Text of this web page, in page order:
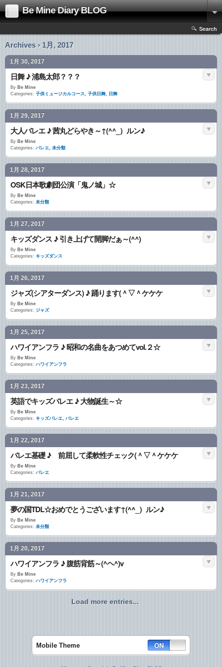
Be Mine Diary BLOG
Search
Archives › 1月, 2017
1月 30, 2017
日舞 ♪ 浦島太郎？？？
By Be Mine
Categories: 子供ミュージカルコース, 子供日舞, 日舞
1月 29, 2017
大人バレエ ♪ 茜丸どらやき～↑(^^_）ルン♪
By Be Mine
Categories: バレエ, 未分類
1月 28, 2017
OSK日本歌劇団公演「鬼ノ城」☆
By Be Mine
Categories: 未分類
1月 27, 2017
キッズダンス ♪ 引き上げて開脚だぁ～(^^)
By Be Mine
Categories: キッズダンス
1月 26, 2017
ジャズ(シアターダンス) ♪ 踊ります(＾▽＾ケケケ
By Be Mine
Categories: ジャズ
1月 25, 2017
ハワイアンフラ ♪ 昭和の名曲をあつめてvol.２☆
By Be Mine
Categories: ハワイアンフラ
1月 23, 2017
英語でキッズバレエ ♪ 大物誕生～☆
By Be Mine
Categories: キッズバレエ, バレエ
1月 22, 2017
バレエ基礎 ♪ 前屈して柔軟性チェック(＾▽＾ケケケ
By Be Mine
Categories: バレエ
1月 21, 2017
夢の国TDL☆おめでとうございます↑(^^_）ルン♪
By Be Mine
Categories: 未分類
1月 20, 2017
ハワイアンフラ ♪ 腹筋背筋～(^ヘ^)v
By Be Mine
Categories: ハワイアンフラ
Load more entries...
Mobile Theme